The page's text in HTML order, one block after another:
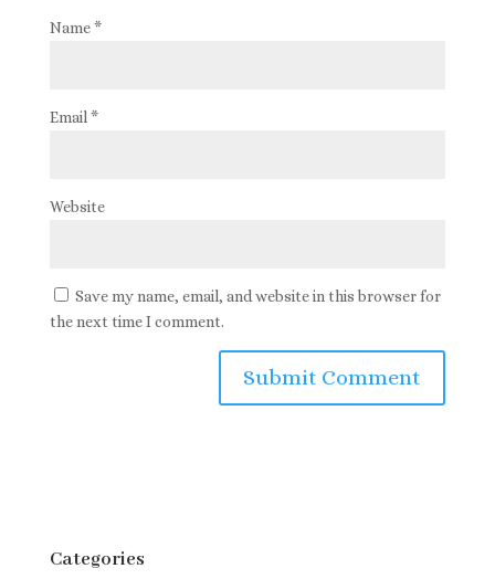
Name*
Email*
Website
Save my name, email, and website in this browser for
the next time I comment.
Categories